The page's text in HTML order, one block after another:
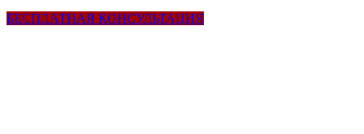
БЕСПЛАТНАЯ КОНСУЛЬТАЦИЯ